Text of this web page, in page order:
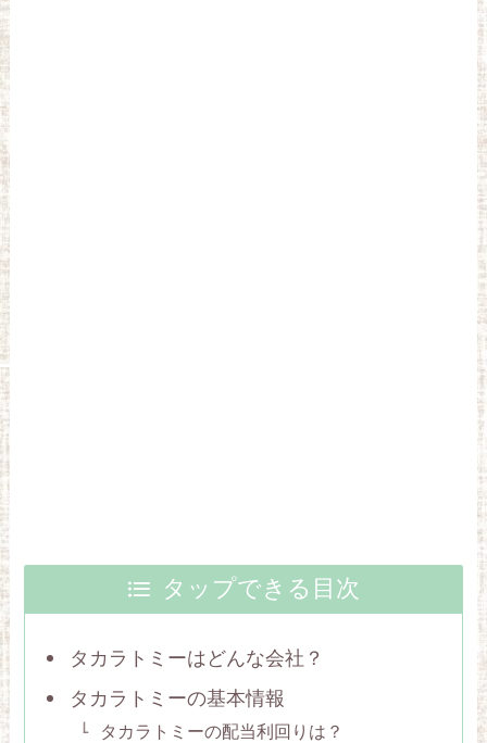
タップできる目次
タカラトミーはどんな会社？
タカラトミーの基本情報
タカラトミーの配当利回りは？